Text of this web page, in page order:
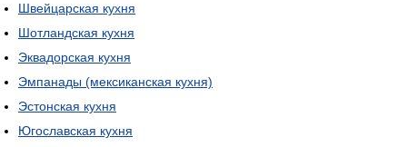
Швейцарская кухня
Шотландская кухня
Эквадорская кухня
Эмпанады (мексиканская кухня)
Эстонская кухня
Югославская кухня